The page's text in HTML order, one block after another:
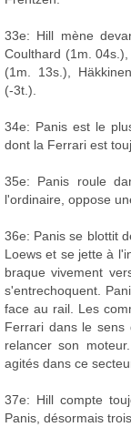
33e: Hill mène
Coulthard (1m.
(1m. 13s.),
(-3t.).
34e: Panis est le
dont la Ferrari est
35e: Panis roule
l'ordinaire, oppose
36e: Panis se blottit
Loews et se jette à
braque vivement
s'entrechoquent.
face au rail. Les
Ferrari dans le sens
relancer son
agités dans ce
37e: Hill compte
Panis, désormais